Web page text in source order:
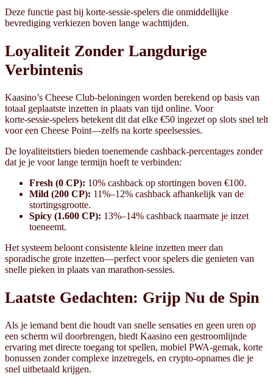
Deze functie past bij korte‑sessie‑spelers die onmiddellijke
bevrediging verkiezen boven lange wachttijden.
Loyaliteit Zonder Langdurige
Verbintenis
Kaasino’s Cheese Club‑beloningen worden berekend op basis van
totaal geplaatste inzetten in plaats van tijd online. Voor
korte‑sessie‑spelers betekent dit dat elke €50 ingezet op slots snel telt
voor een Cheese Point—zelfs na korte speelsessies.
De loyaliteitstiers bieden toenemende cashback‑percentages zonder
dat je je voor lange termijn hoeft te verbinden:
Fresh (0 CP): 10% cashback op stortingen boven €100.
Mild (200 CP): 11%–12% cashback afhankelijk van de
stortingsgrootte.
Spicy (1.600 CP): 13%–14% cashback naarmate je inzet
toeneemt.
Het systeem beloont consistente kleine inzetten meer dan
sporadische grote inzetten—perfect voor spelers die genieten van
snelle pieken in plaats van marathon‑sessies.
Laatste Gedachten: Grijp Nu de Spin
Als je iemand bent die houdt van snelle sensaties en geen uren op
een scherm wil doorbrengen, biedt Kaasino een gestroomlijnde
ervaring met directe toegang tot spellen, mobiel PWA‑gemak, korte
bonussen zonder complexe inzetregels, en crypto‑opnames die je
snel uitbetaald krijgen.